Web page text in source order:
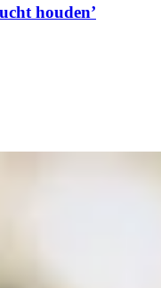
houden’